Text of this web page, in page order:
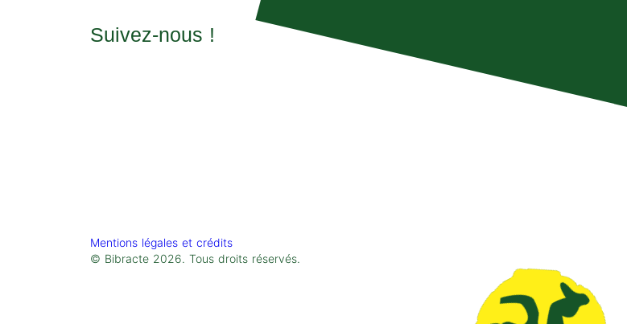
Suivez-nous !
Mentions légales et crédits
© Bibracte 2026. Tous droits réservés.